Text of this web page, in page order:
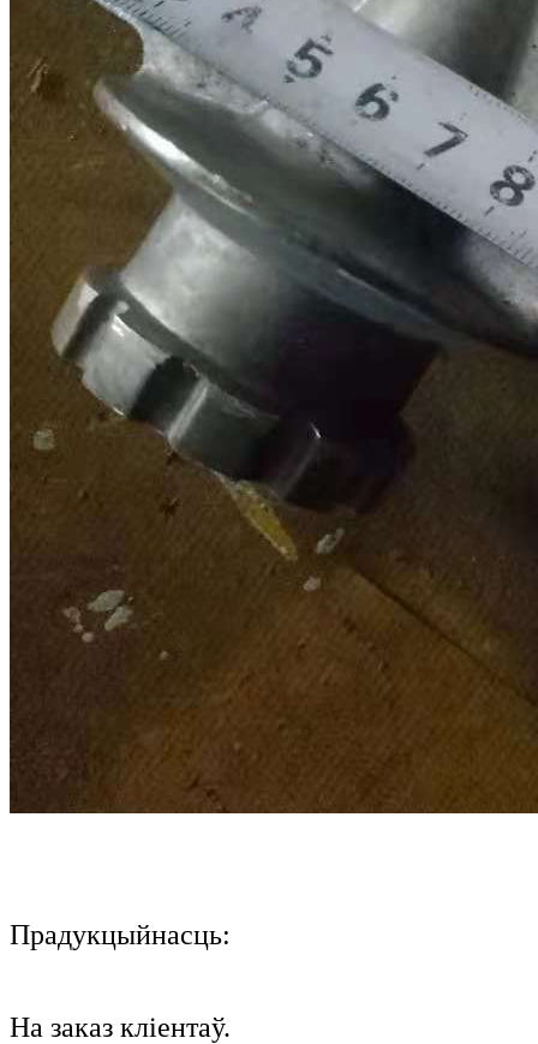
Прадукцыйнасць:
На заказ кліентаў.